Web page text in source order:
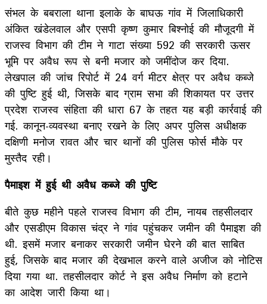
संभल के बबराला थाना इलाके के बाघऊ गांव में जिलाधिकारी
अंकित खंडेलवाल और एसपी कृष्ण कुमार बिश्नोई की मौजूदगी में
राजस्व विभाग की टीम ने गाटा संख्या 592 की सरकारी ऊसर
भूमि पर अवैध रूप से बनी मजार को जमींदोज कर दिया.
लेखपाल की जांच रिपोर्ट में 24 वर्ग मीटर क्षेत्र पर अवैध कब्जे
की पुष्टि हुई थी, जिसके बाद ग्राम सभा की शिकायत पर उत्तर
प्रदेश राजस्व संहिता की धारा 67 के तहत यह बड़ी कार्रवाई की
गई. कानून-व्यवस्था बनाए रखने के लिए अपर पुलिस अधीक्षक
दक्षिणी मनोज रावत और चार थानों की पुलिस फोर्स मौके पर
मुस्तैद रही।
पैमाइश में हुई थी अवैध कब्जे की पुष्टि
बीते कुछ महीने पहले राजस्व विभाग की टीम, नायब तहसीलदार
और एसडीएम विकास चंद्र ने गांव पहुंचकर जमीन की पैमाइश की
थी. इसमें मजार बनाकर सरकारी जमीन घेरने की बात साबित
हुई, जिसके बाद मजार की देखभाल करने वाले अजीज को नोटिस
दिया गया था. तहसीलदार कोर्ट ने इस अवैध निर्माण को हटाने
का आदेश जारी किया था।